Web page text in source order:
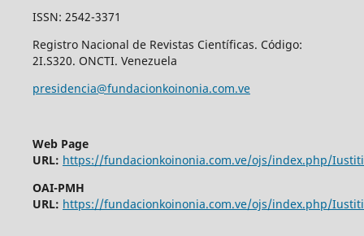
ISSN: 2542-3371
Registro Nacional de Revistas Científicas. Código:
2I.S320. ONCTI. Venezuela
presidencia@fundacionkoinonia.com.ve
Web Page
URL: https://fundacionkoinonia.com.ve/ojs/index.php/
OAI-PMH
URL: https://fundacionkoinonia.com.ve/ojs/index.php/